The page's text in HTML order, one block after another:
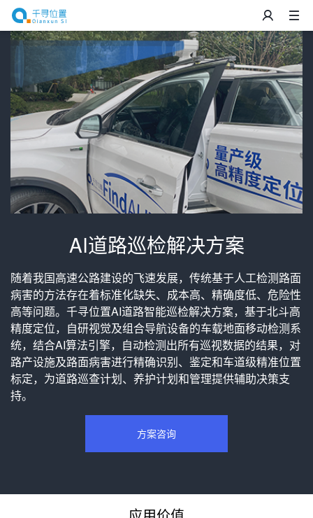
AI道路巡检解决方案
随着我国高速公路建设的飞速发展，传统基于人工检测路面
病害的方法存在着标准化缺失、成本高、精确度低、危险性
高等问题。千寻位置AI道路智能巡检解决方案，基于北斗高
精度定位，自研视觉及组合导航设备的车载地面移动检测系
统，结合AI算法引擎，自动检测出所有巡视数据的结果，对
路产设施及路面病害进行精确识别、鉴定和车道级精准位置
标定，为道路巡查计划、养护计划和管理提供辅助决策支
持。
方案咨询